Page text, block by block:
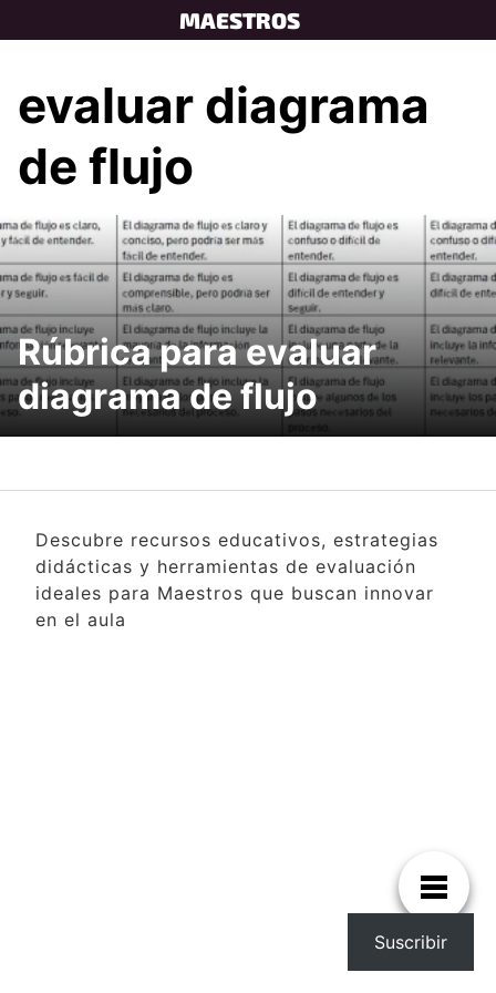
to
MAESTROS
evaluar diagrama
de flujo
Rúbrica para evaluar
diagrama de flujo
Descubre recursos educativos, estrategias
didácticas y herramientas de evaluación
ideales para Maestros que buscan innovar
en el aula
Suscribir